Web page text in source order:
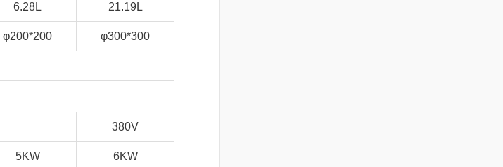
6.28L 21.19L
φ200*200 φ300*300
380V
5KW 6KW